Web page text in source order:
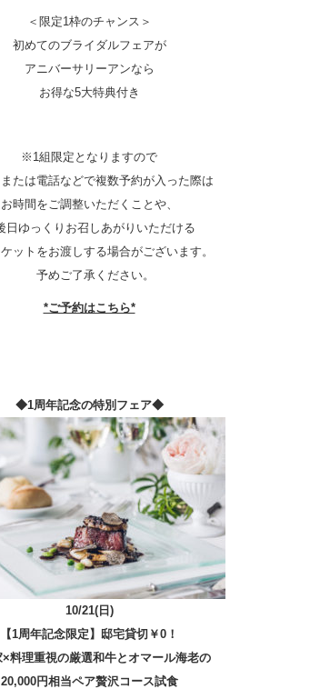
＜限定1枠のチャンス＞
初めてのブライダルフェアが
アニバーサリーアンなら
お得な5大特典付き
※1組限定となりますので
たは電話などで複数予約が入った際は
お時間をご調整いただくことや、
ゆっくりお召しあがりいただける
ットをお渡しする場合がございます。
予めご了承ください。
*ご予約はこちら*
◆1周年記念の特別フェア◆
10/21(日)
【1周年記念限定】邸宅貸切￥0！
×料理重視の厳選和牛とオマール海老の
20,000円相当ペア贅沢コース試食